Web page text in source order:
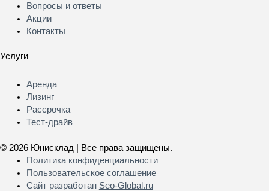
Вопросы и ответы
Акции
Контакты
Услуги
Меню
Аренда
Лизинг
Рассрочка
Тест-драйв
© 2026 Юнисклад | Все права защищены.
Политика конфиденциальности
Пользовательское соглашение
Сайт разработан Seo-Global.ru